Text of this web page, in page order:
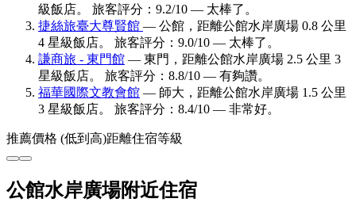
級飯店。 旅客評分：9.2/10 — 太棒了。
捷絲旅臺大尊賢館 — 公館，距離公館水岸廣場 0.8 公里
4 星級飯店。 旅客評分：9.0/10 — 太棒了。
謙商旅 - 東門館 — 東門，距離公館水岸廣場 2.5 公里 3
星級飯店。 旅客評分：8.8/10 — 有夠讚。
福華國際文教會館 — 師大，距離公館水岸廣場 1.5 公里
3 星級飯店。 旅客評分：8.4/10 — 非常好。
推薦價格 (低到高)距離住宿等級
公館水岸廣場附近住宿